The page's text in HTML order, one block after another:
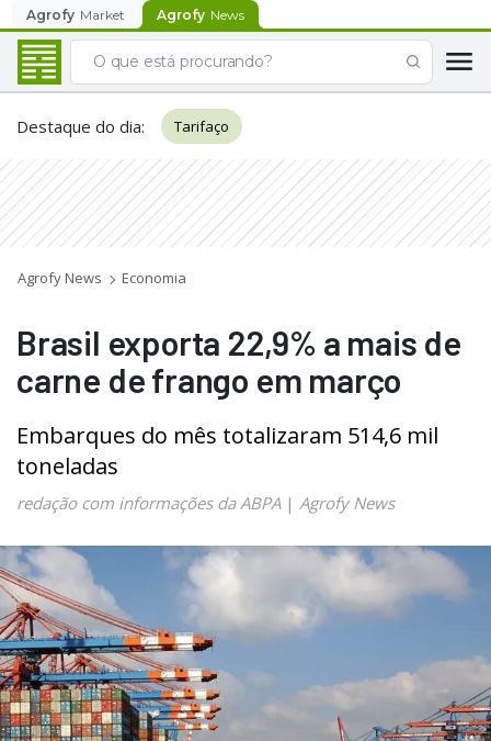
Agrofy Market Agrofy News
Destaque do dia: Tarifaço
Agrofy News Economia
Brasil exporta 22,9% a mais de
carne de frango em março
Embarques do mês totalizaram 514,6 mil
toneladas
redação com informações da ABPA| Agrofy News